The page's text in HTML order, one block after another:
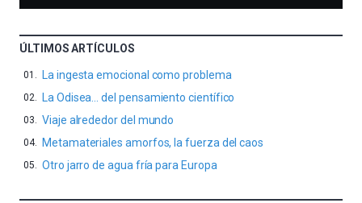
ÚLTIMOS ARTÍCULOS
La ingesta emocional como problema
La Odisea… del pensamiento científico
Viaje alrededor del mundo
Metamateriales amorfos, la fuerza del caos
Otro jarro de agua fría para Europa